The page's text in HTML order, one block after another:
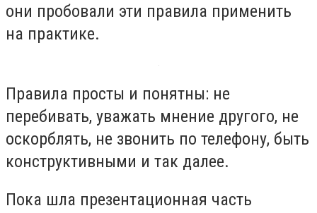
они пробовали эти правила применить
на практике.
Правила просты и понятны: не
перебивать, уважать мнение другого, не
оскорблять, не звонить по телефону, быть
конструктивными и так далее.
Пока шла презентационная часть